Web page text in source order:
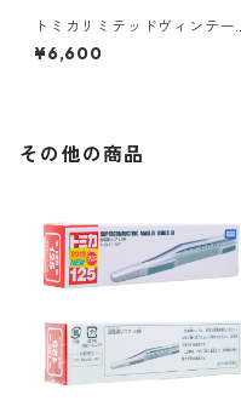
トミカリミテッドヴィンテー
ジネオ LV-N87a 三菱 ギャラン
Σ 2000 スーパーサルーン 76
¥6,600
その他の商品